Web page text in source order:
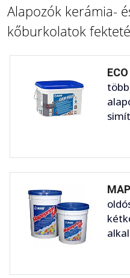
Alapozók kerámia-
kőburkolatok